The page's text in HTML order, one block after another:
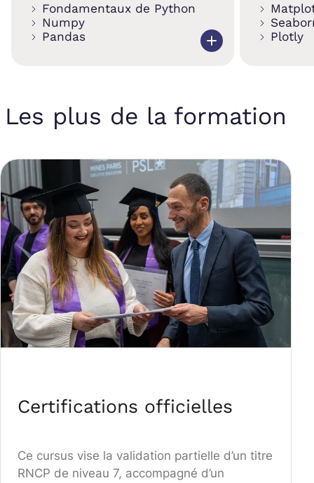
Fondamentaux de Python
Numpy
Pandas
Plotly
Les plus de la formation
Certifications officielles
Ce cursus vise la validation partielle d’un titre
RNCP de niveau 7, accompagné d’un